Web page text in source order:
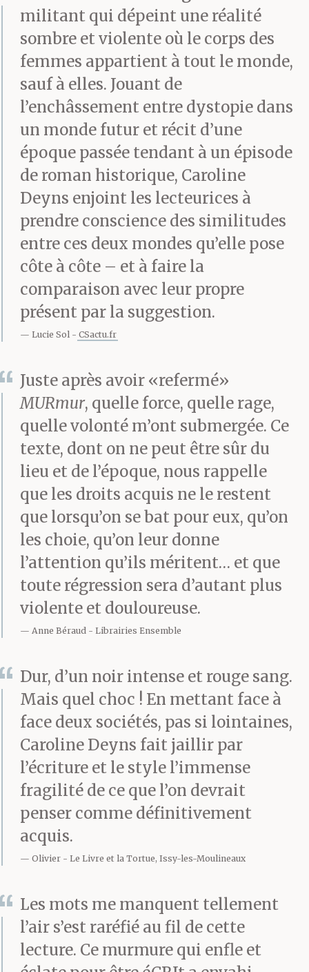
militant qui dépeint une réalité
sombre et violente où le corps des
femmes appartient à tout le monde,
sauf à elles. Jouant de
l’enchâssement entre dystopie dans
un monde futur et récit d’une
époque passée tendant à un épisode
de roman historique, Caroline
Deyns enjoint les lecteurices à
prendre conscience des similitudes
entre ces deux mondes qu’elle pose
côte à côte – et à faire la
comparaison avec leur propre
présent par la suggestion.
Lucie Sol CSactu.fr
Juste après avoir «refermé»
MURmur, quelle force, quelle rage,
quelle volonté m’ont submergée. Ce
texte, dont on ne peut être sûr du
lieu et de l’époque, nous rappelle
que les droits acquis ne le restent
que lorsqu’on se bat pour eux, qu’on
les choie, qu’on leur donne
l’attention qu’ils méritent… et que
toute régression sera d’autant plus
violente et douloureuse.
Anne Béraud Librairies Ensemble
Dur, d’un noir intense et rouge sang.
Mais quel choc ! En mettant face à
face deux sociétés, pas si lointaines,
Caroline Deyns fait jaillir par
l’écriture et le style l’immense
fragilité de ce que l’on devrait
penser comme définitivement
acquis.
Olivier Le Livre et la Tortue, Issy-les-Moulineaux
Les mots me manquent tellement
l’air s’est raréfié au fil de cette
lecture. Ce murmure qui enfle et